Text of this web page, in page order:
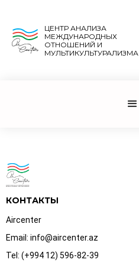
ЦЕНТР АНАЛИЗА
МЕЖДУНАРОДНЫХ
ОТНОШЕНИЙ И
МУЛЬТИКУЛЬТУРАЛИЗМА
КОНТАКТЫ
Aircenter
Email: info@aircenter.az
Tel: (+994 12) 596-82-39